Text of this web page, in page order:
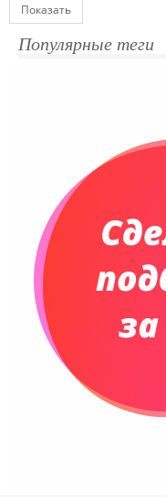
Сумки и
Сумки для
Рюкзаки
Конференц-
Сумки для
Несессеры
Сумки
Показать
Популярные теги